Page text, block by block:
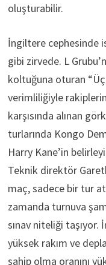
oluşturabilir.
İngiltere cephesinde
gibi zirvede. L
koltuğuna oturan
verimliliğiyle
karşısında alınan
turlarında Kongo
Harry Kane’in
Teknik direktör
maç, sadece bir tur
zamanda turnuva
sınav niteliği
yüksek rakım ve
sahip olma oranını